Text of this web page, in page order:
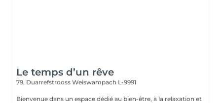
Le temps d’un rêve
79, Duarrefstrooss Weiswampach L-9991
Bienvenue dans un espace dédié au bien-être, à la relaxation et